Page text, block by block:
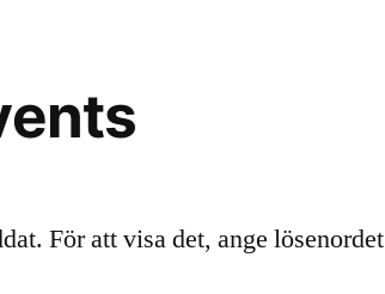
För att visa det, ange lösenordet